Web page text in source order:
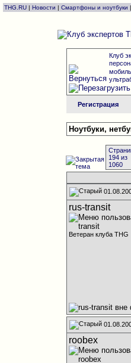
THG.RU | Новости | Смартфоны и ноутбуки |
Клуб
Регистрация
Ноутбуки,
194 из
1060
rus-transit
Ветеран клуба THG
roobex